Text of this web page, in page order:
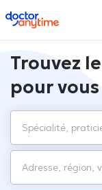
doctoranytime
Trouvez
pour vous